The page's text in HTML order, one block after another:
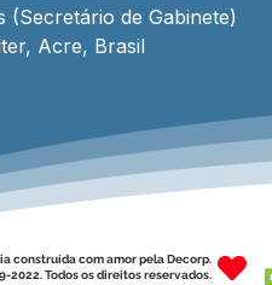
Prefeito César Andrade
autoriza R$ 1,7 milhão em
investimentos para obras e
(Secretário de Gabinete)
Acre, Brasil
construída com amor pela Decorp.
2022. Todos os direitos reservados.